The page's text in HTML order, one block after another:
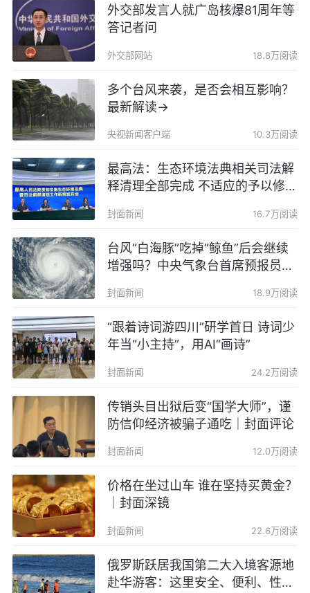
外交部发言人就广岛核爆81周年等
答记者问
外交部网站 18.8万阅读
多个台风来袭，是否会相互影响？
最新解读→
央视新闻客户端 10.3万阅读
最高法：生态环境法典相关司法解
释清理全部完成 不适应的予以修改
封面新闻 16.7万阅读
台风“白海豚”吃掉“鲸鱼”后会继续
增强吗？中央气象台首席预报员答
封面新闻 18.9万阅读
“跟着诗词游四川”研学首日 诗词少
年当“小主持”，用AI“画诗”
封面新闻 24.2万阅读
传销头目出狱后变“国学大师”，谨
防信仰经济被骗子通吃｜封面评论
封面新闻 12.0万阅读
价格在坐过山车 谁在坚持买黄金？
｜封面深镜
封面新闻 22.6万阅读
俄罗斯跃居我国第二大入境客源地
赴华游客：这里安全、便利、性价